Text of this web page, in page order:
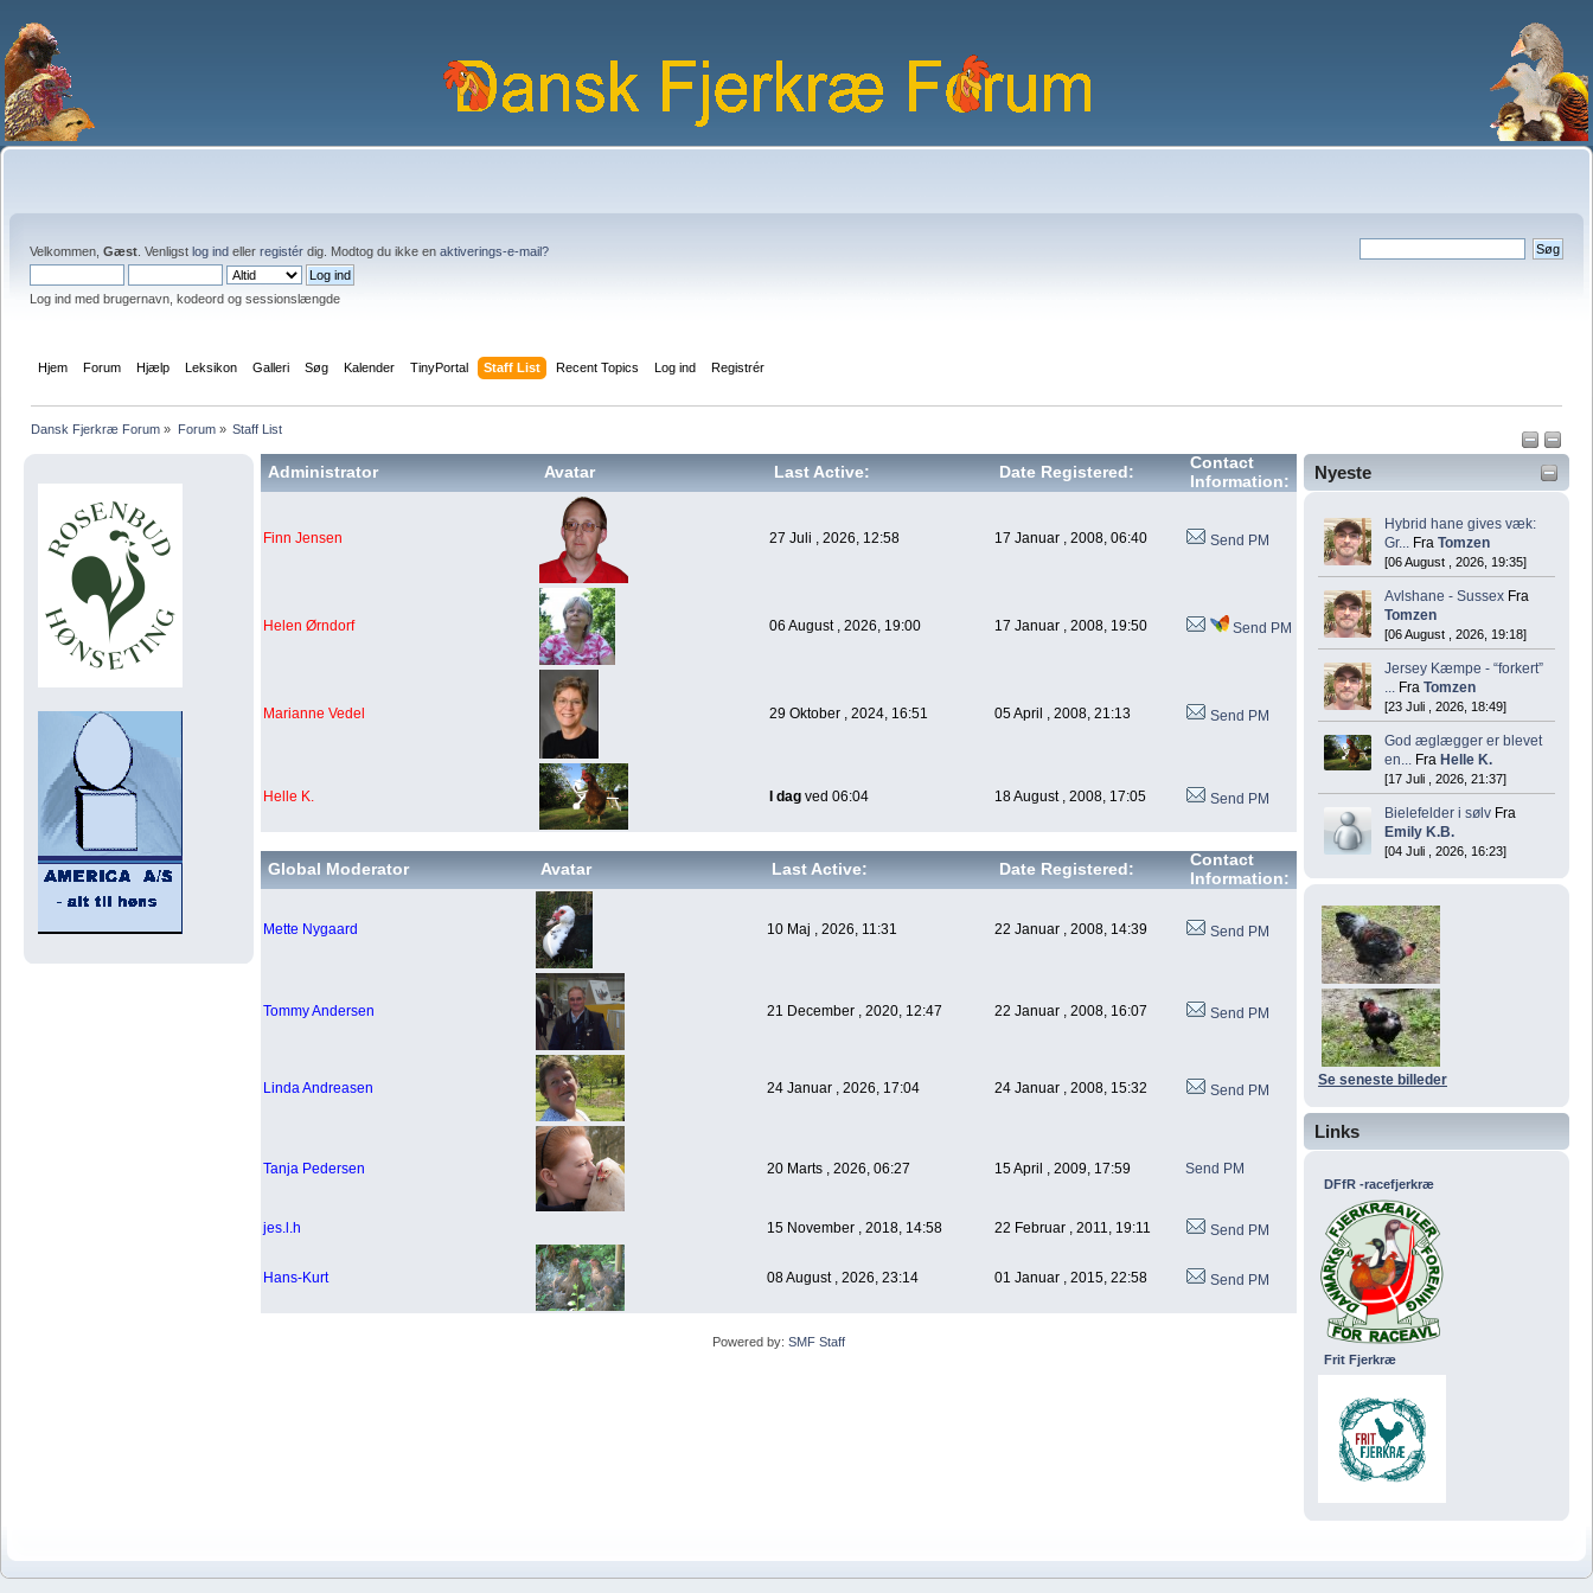
Velkommen, Gæst . Venligst log ind eller registér dig. Modtog du ikke en aktiverings-e-mail?
Log ind med brugernavn, kodeord og sessionslængde
Hjem Forum Hjælp Leksikon Galleri Søg Kalender TinyPortal Staff List Recent Topics Log ind Registrér
Dansk Fjerkræ Forum » Forum» Staff List
Nyeste
Hybrid hane gives væk:
Gr... Fra Tomzen
[06 August , 2026, 19:35]
Avlshane - Sussex Fra
Tomzen
[06 August , 2026, 19:18]
Jersey Kæmpe - “forkert”
... Fra Tomzen
[23 Juli , 2026, 18:49]
God æglægger er blevet
en... Fra Helle K.
[17 Juli , 2026, 21:37]
Bielefelder i sølv Fra
Emily K.B.
[04 Juli , 2026, 16:23]
Se seneste billeder
Links
DFfR -racefjerkræ
Frit Fjerkræ
Administrator Avatar Last Active: Date Registered:
Contact
Information:
Finn Jensen 27 Juli , 2026, 12:58 17 Januar , 2008, 06:40 Send PM
Helen Ørndorf 06 August , 2026, 19:00 17 Januar , 2008, 19:50 Send PM
Marianne Vedel 29 Oktober , 2024, 16:51 05 April , 2008, 21:13 Send PM
Helle K. I dag ved 06:04 18 August , 2008, 17:05 Send PM
Global Moderator Avatar Last Active: Date Registered:
Contact
Information:
Mette Nygaard 10 Maj , 2026, 11:31 22 Januar , 2008, 14:39 Send PM
Tommy Andersen 21 December , 2020, 12:47 22 Januar , 2008, 16:07 Send PM
Linda Andreasen 24 Januar , 2026, 17:04 24 Januar , 2008, 15:32 Send PM
Tanja Pedersen 20 Marts , 2026, 06:27 15 April , 2009, 17:59 Send PM
jes.l.h 15 November , 2018, 14:58 22 Februar , 2011, 19:11 Send PM
Hans-Kurt 08 August , 2026, 23:14 01 Januar , 2015, 22:58 Send PM
Powered by: SMF Staff